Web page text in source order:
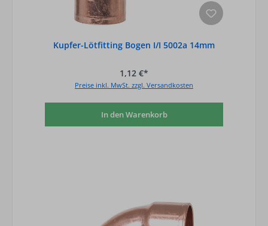
Kupfer-Lötfitting Bogen I/I 5002a 14mm
1,12 €*
Preise inkl. MwSt. zzgl. Versandkosten
In den Warenkorb